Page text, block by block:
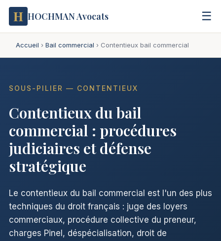
H HOCHMAN Avocats ☰
Accueil › Bail commercial › Contentieux bail commercial
SOUS-PILIER — CONTENTIEUX
Contentieux du bail
commercial : procédures
judiciaires et défense
stratégique
Le contentieux du bail commercial est l'un des plus
techniques du droit français : juge des loyers
commerciaux, procédure collective du preneur,
charges Pinel, déspécialisation, droit de